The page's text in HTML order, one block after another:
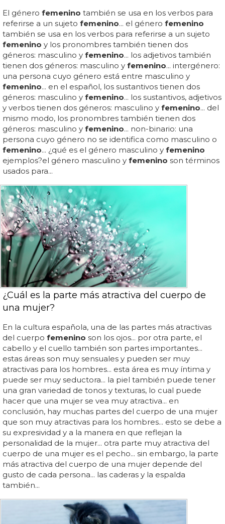
El género femenino también se usa en los verbos para
referirse a un sujeto femenino... el género femenino
también se usa en los verbos para referirse a un sujeto
femenino y los pronombres también tienen dos
géneros: masculino y femenino... los adjetivos también
tienen dos géneros: masculino y femenino... intergénero:
una persona cuyo género está entre masculino y
femenino... en el español, los sustantivos tienen dos
géneros: masculino y femenino... los sustantivos, adjetivos
y verbos tienen dos géneros: masculino y femenino... del
mismo modo, los pronombres también tienen dos
géneros: masculino y femenino... non-binario: una
persona cuyo género no se identifica como masculino o
femenino... ¿qué es el género masculino y femenino
ejemplos?el género masculino y femenino son términos
usados para...
¿Cuál es la parte más atractiva del cuerpo de
una mujer?
En la cultura española, una de las partes más atractivas
del cuerpo femenino son los ojos... por otra parte, el
cabello y el cuello también son partes importantes...
estas áreas son muy sensuales y pueden ser muy
atractivas para los hombres... esta área es muy íntima y
puede ser muy seductora... la piel también puede tener
una gran variedad de tonos y texturas, lo cual puede
hacer que una mujer se vea muy atractiva... en
conclusión, hay muchas partes del cuerpo de una mujer
que son muy atractivas para los hombres... esto se debe a
su expresividad y a la manera en que reflejan la
personalidad de la mujer... otra parte muy atractiva del
cuerpo de una mujer es el pecho... sin embargo, la parte
más atractiva del cuerpo de una mujer depende del
gusto de cada persona... las caderas y la espalda
también...